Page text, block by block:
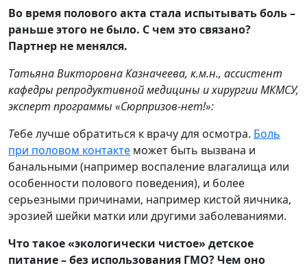
Во время полового акта стала испытывать боль –
раньше этого не было. С чем это связано?
Партнер не менялся.
Татьяна Викторовна Казначеева, к.м.н., ассистент
кафедры репродуктивной медицины и хирургии МКМСУ,
эксперт программы «Сюрпризов-нет!»:
Тебе лучше обратиться к врачу для осмотра. Боль
при половом контакте может быть вызвана и
банальными (например воспаление влагалища или
особенности полового поведения), и более
серьезными причинами, например кистой яичника,
эрозией шейки матки или другими заболеваниями.
Что такое «экологически чистое» детское
питание – без использования ГМО? Чем оно